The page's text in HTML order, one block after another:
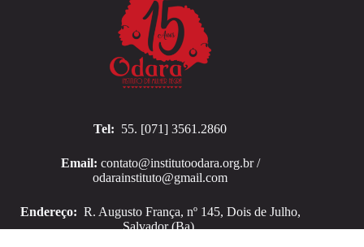
Tel: 55. [071] 3561.2860
Email: contato@institutoodara.org.br /
odarainstituto@gmail.com
Endereço: R. Augusto França, nº 145, Dois de Julho,
Salvador (Ba).